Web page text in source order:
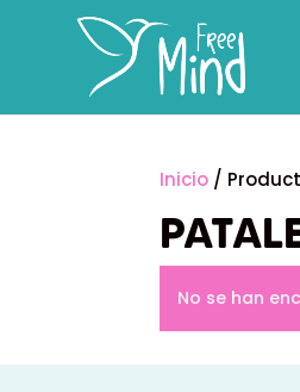
Inicio /
No se han